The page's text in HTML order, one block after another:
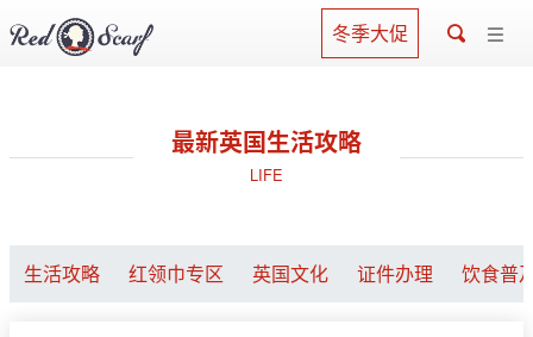
冬季大促
最新英国生活攻略
LIFE
生活攻略 红领巾专区 英国文化 证件办理 饮食普